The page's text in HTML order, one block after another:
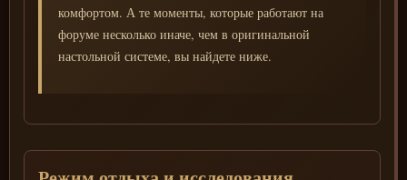
комфортом. А те моменты, которые работают на
форуме несколько иначе, чем в оригинальной
настольной системе, вы найдете ниже.